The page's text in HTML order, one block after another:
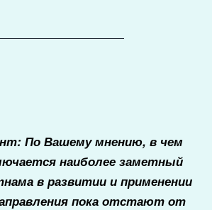
По Вашему мнению, в чем
наиболее заметный
в развитии и применении
пока отстают от